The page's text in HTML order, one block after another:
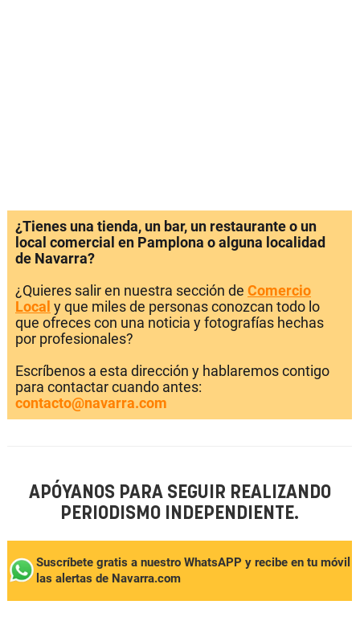
¿Tienes una tienda, un bar, un restaurante o un
local comercial en Pamplona o alguna localidad
de Navarra?
¿Quieres salir en nuestra sección de Comercio
Local y que miles de personas conozcan todo lo
que ofreces con una noticia y fotografías hechas
por profesionales?
Escríbenos a esta dirección y hablaremos contigo
para contactar cuando antes:
contacto@navarra.com
APÓYANOS PARA SEGUIR REALIZANDO
PERIODISMO INDEPENDIENTE.
Suscríbete gratis a nuestro WhatsAPP y recibe en tu móvil
las alertas de Navarra.com